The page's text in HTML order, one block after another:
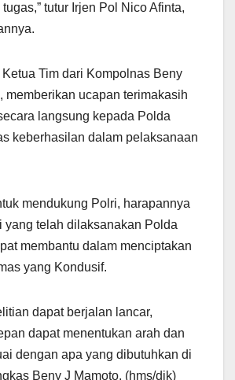
tutur Irjen Pol Nico Afinta,
Tim dari Kompolnas Beny
memberikan ucapan terimakasih
langsung kepada Polda
keberhasilan dalam pelaksanaan
mendukung Polri, harapannya
yang telah dilaksanakan Polda
membantu dalam menciptakan
yang Kondusif.
dapat berjalan lancar,
dapat menentukan arah dan
dengan apa yang dibutuhkan di
Beny J Mamoto. (hms/dik)